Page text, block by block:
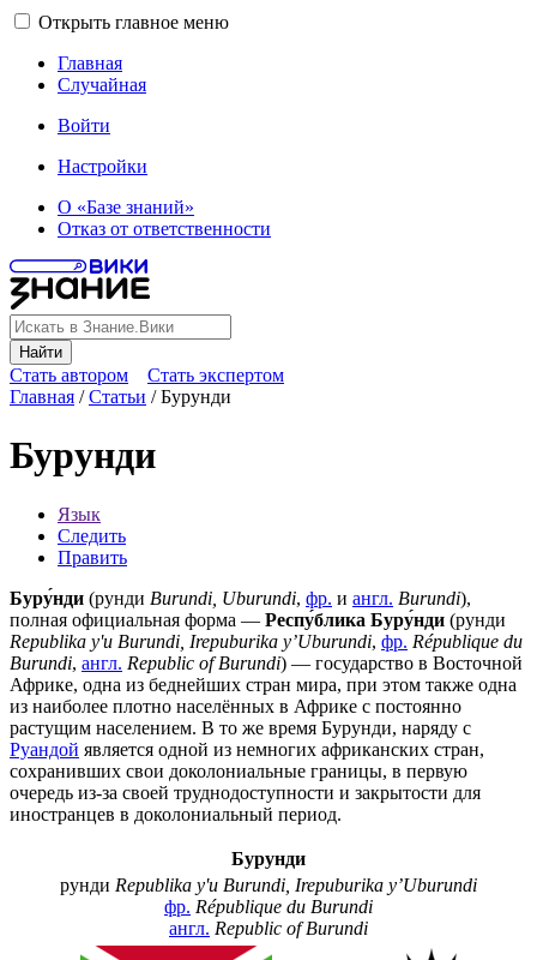
Открыть главное меню
Главная
Случайная
Войти
Настройки
О «Базе знаний»
Отказ от ответственности
Найти
Стать автором
Стать экспертом
Главная /Статьи /Бурунди
Бурунди
Язык
Следить
Править
Буру́нди (рунди Burundi, Uburundi, фр. и англ. Burundi),
полная официальная форма — Респу́блика Буру́нди (рунди
Republika y'u Burundi, Irepuburika y’Uburundi, фр. République du
Burundi, англ. Republic of Burundi) — государство в Восточной
Африке, одна из беднейших стран мира, при этом также одна
из наиболее плотно населённых в Африке с постоянно
растущим населением. В то же время Бурунди, наряду с
Руандой является одной из немногих африканских стран,
сохранивших свои доколониальные границы, в первую
очередь из-за своей труднодоступности и закрытости для
иностранцев в доколониальный период.
Бурунди
рунди Republika y'u Burundi, Irepuburika y’Uburundi
фр. République du Burundi
англ. Republic of Burundi